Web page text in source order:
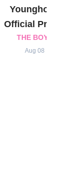
Younghoon
Official Profile
THE BOYZ
Aug 08